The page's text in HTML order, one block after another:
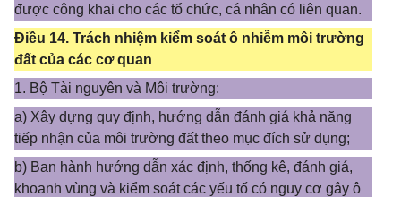
được công khai cho các tổ chức, cá nhân có liên quan.
Điều 14. Trách nhiệm kiểm soát ô nhiễm môi trường
đất của các cơ quan
1. Bộ Tài nguyên và Môi trường:
a) Xây dựng quy định, hướng dẫn đánh giá khả năng
tiếp nhận của môi trường đất theo mục đích sử dụng;
b) Ban hành hướng dẫn xác định, thống kê, đánh giá,
khoanh vùng và kiểm soát các yếu tố có nguy cơ gây ô